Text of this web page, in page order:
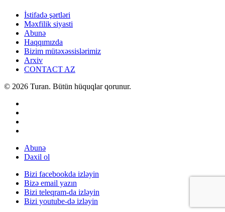
İstifadə şərtləri
Məxfilik siyasti
Abunə
Haqqımızda
Bizim mütəxəssislərimiz
Arxiv
CONTACT AZ
© 2026 Turan. Bütün hüquqlar qorunur.
Abunə
Daxil ol
Bizi facebookda izləyin
Bizə email yazın
Bizi teleqram-da izləyin
Bizi youtube-də izləyin